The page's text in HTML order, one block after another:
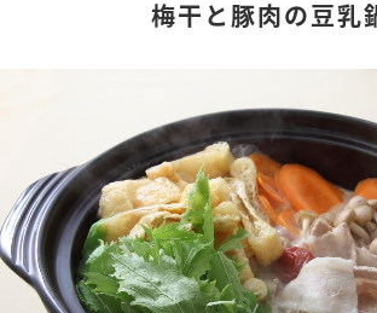
酢
お酢ドリンク ぽん
新商品一覧
キャンペーン情報
ブランド・スペシャルサイト
梅干と豚肉の豆乳